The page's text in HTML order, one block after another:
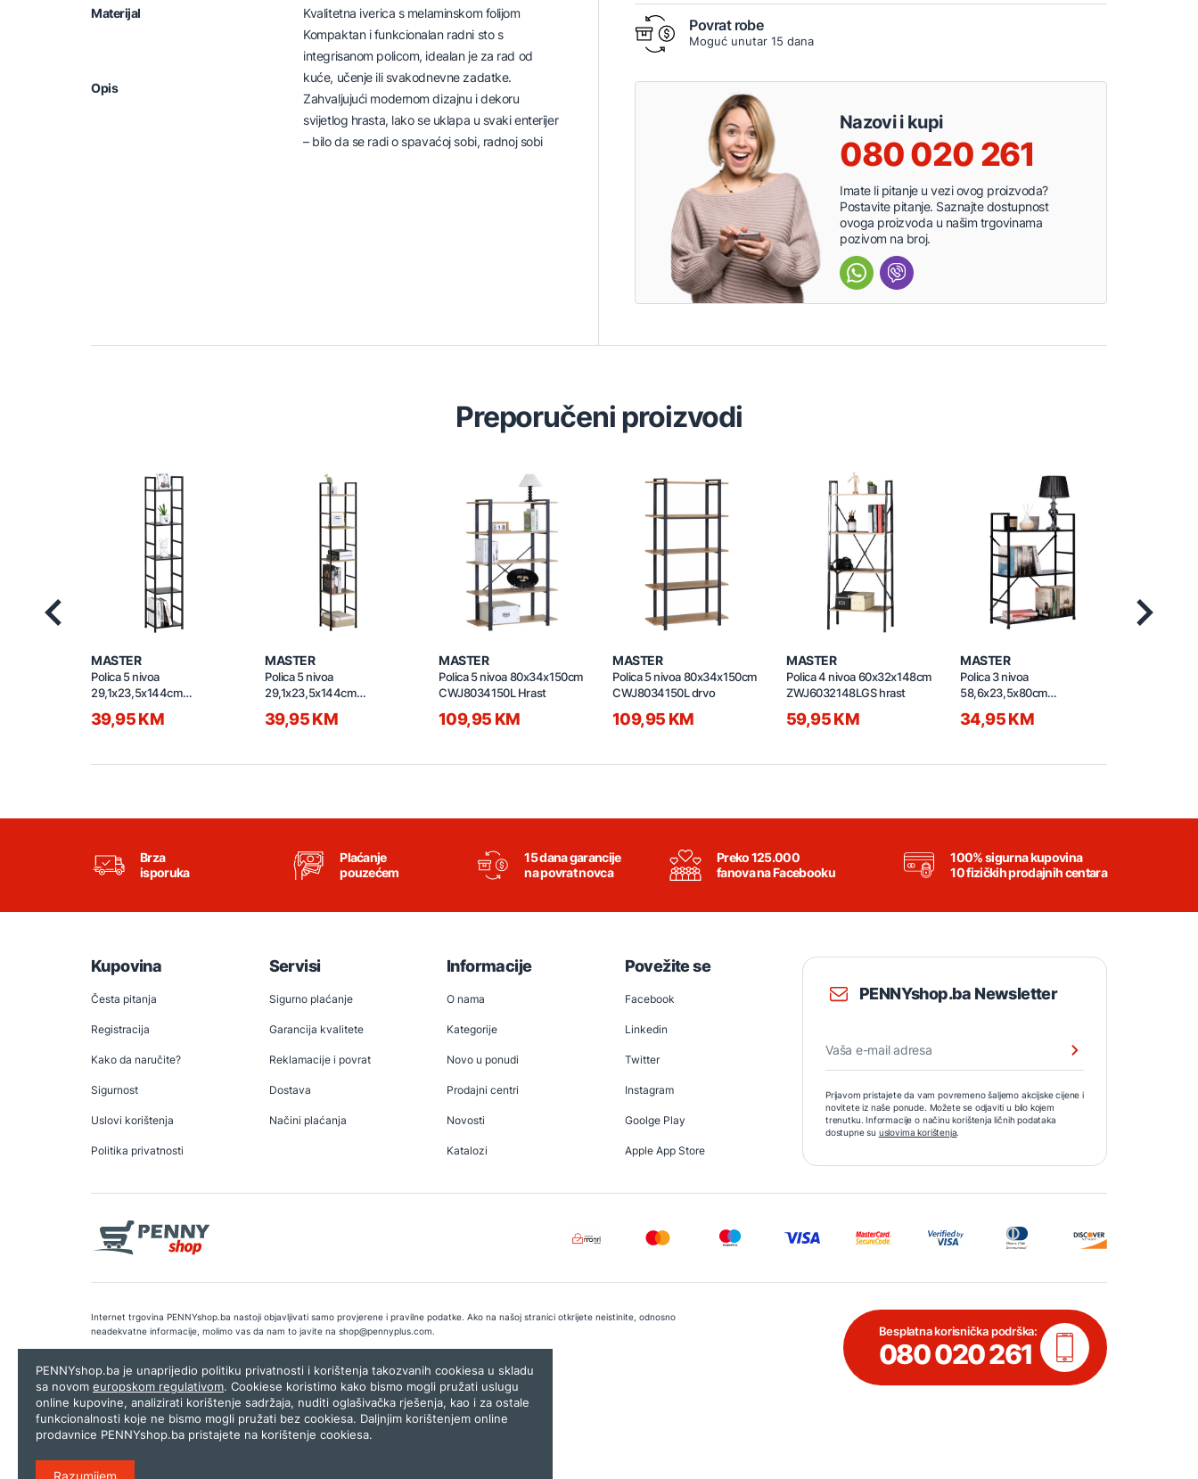
Materijal
Kvalitetna iverica s melaminskom folijom
Opis
Kompaktan i funkcionalan radni sto s
integrisanom policom, idealan je za rad od
kuće, učenje ili svakodnevne zadatke.
Zahvaljujući modernom dizajnu i dekoru
svijetlog hrasta, lako se uklapa u svaki enterijer
– bilo da se radi o spavaćoj sobi, radnoj sobi
Povrat robe
Moguć unutar 15 dana
Nazovi i kupi
080 020 261
Imate li pitanje u vezi ovog proizvoda?
Postavite pitanje. Saznajte dostupnost
ovoga proizvoda u našim trgovinama
pozivom na broj.
Preporučeni proizvodi
MASTER
Polica 5 nivoa
29,1x23,5x144cm
CWJ3024144L crni hrast
39,95 KM
MASTER
Polica 5 nivoa
29,1x23,5x144cm
CWJ3024144L hrast
39,95 KM
MASTER
Polica 5 nivoa 80x34x150cm
CWJ8034150L Hrast
109,95 KM
MASTER
Polica 5 nivoa 80x34x150cm
CWJ8034150L drvo
109,95 KM
MASTER
Polica 4 nivoa 60x32x148cm
ZWJ6032148LGS hrast
59,95 KM
MASTER
Polica 3 nivoa
58,6x23,5x80cm
CWJ602480L crni hrast
34,95 KM
Brza
isporuka
Plaćanje
pouzećem
15 dana garancije
na povrat novca
Preko 125.000
fanova na Facebooku
100% sigurna kupovina
10 fizičkih prodajnih centara
PENNYshop.ba Newsletter
Prijavom pristajete da vam povremeno šaljemo akcijske cijene i
novitete iz naše ponude. Možete se odjaviti u bilo kojem
trenutku. Informacije o načinu korištenja ličnih podataka
dostupne su uslovima korištenja.
Kupovina
Česta pitanja
Registracija
Kako da naručite?
Sigurnost
Uslovi korištenja
Politika privatnosti
Servisi
Sigurno plaćanje
Garancija kvalitete
Reklamacije i povrat
Dostava
Načini plaćanja
Informacije
O nama
Kategorije
Novo u ponudi
Prodajni centri
Novosti
Katalozi
Povežite se
Facebook
Linkedin
Twitter
Instagram
Goolge Play
Apple App Store
Besplatna korisnička podrška:
080 020 261
Internet trgovina PENNYshop.ba nastoji objavljivati samo provjerene i pravilne podatke. Ako na našoj stranici otkrijete neistinite, odnosno
neadekvatne informacije, molimo vas da nam to javite na shop@pennyplus.com.
Copyright © 2026.Penny plus d.o.o. Sarajevo.Dizajn i programiranje:Lampa.ba
PENNYshop.ba je unaprijedio politiku privatnosti i korištenja takozvanih cookiesa u skladu
sa novom europskom regulativom. Cookiese koristimo kako bismo mogli pružati uslugu
online kupovine, analizirati korištenje sadržaja, nuditi oglašivačka rješenja, kao i za ostale
funkcionalnosti koje ne bismo mogli pružati bez cookiesa. Daljnjim korištenjem online
prodavnice PENNYshop.ba pristajete na korištenje cookiesa.
Razumijem